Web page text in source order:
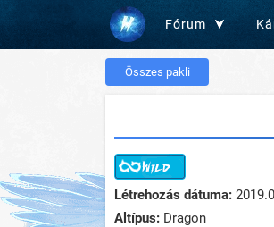
Fórum
Összes pakli
Létrehozás dátuma:
Altípus: Dragon